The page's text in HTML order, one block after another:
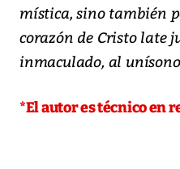
mística, sino también
corazón de Cristo late
inmaculado, al
*El autor es técnico en